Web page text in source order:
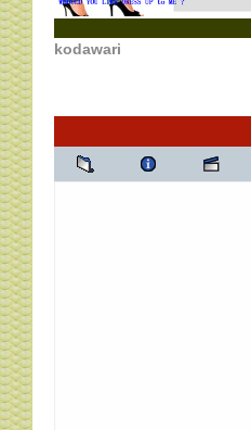
kodawari